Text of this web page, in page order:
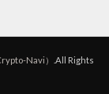
Navi）
.All Rights